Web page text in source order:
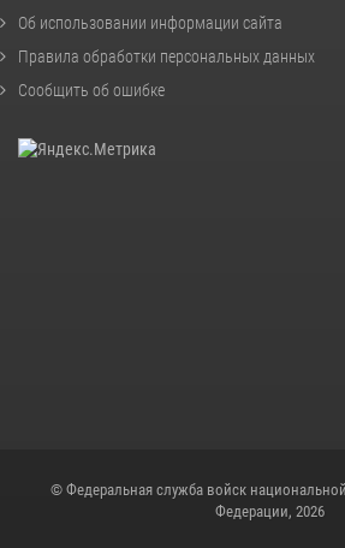
Об использовании информации сайта
Правила обработки персональных данных
Сообщить об ошибке
© Федеральная служба войск
Федерации, 2026